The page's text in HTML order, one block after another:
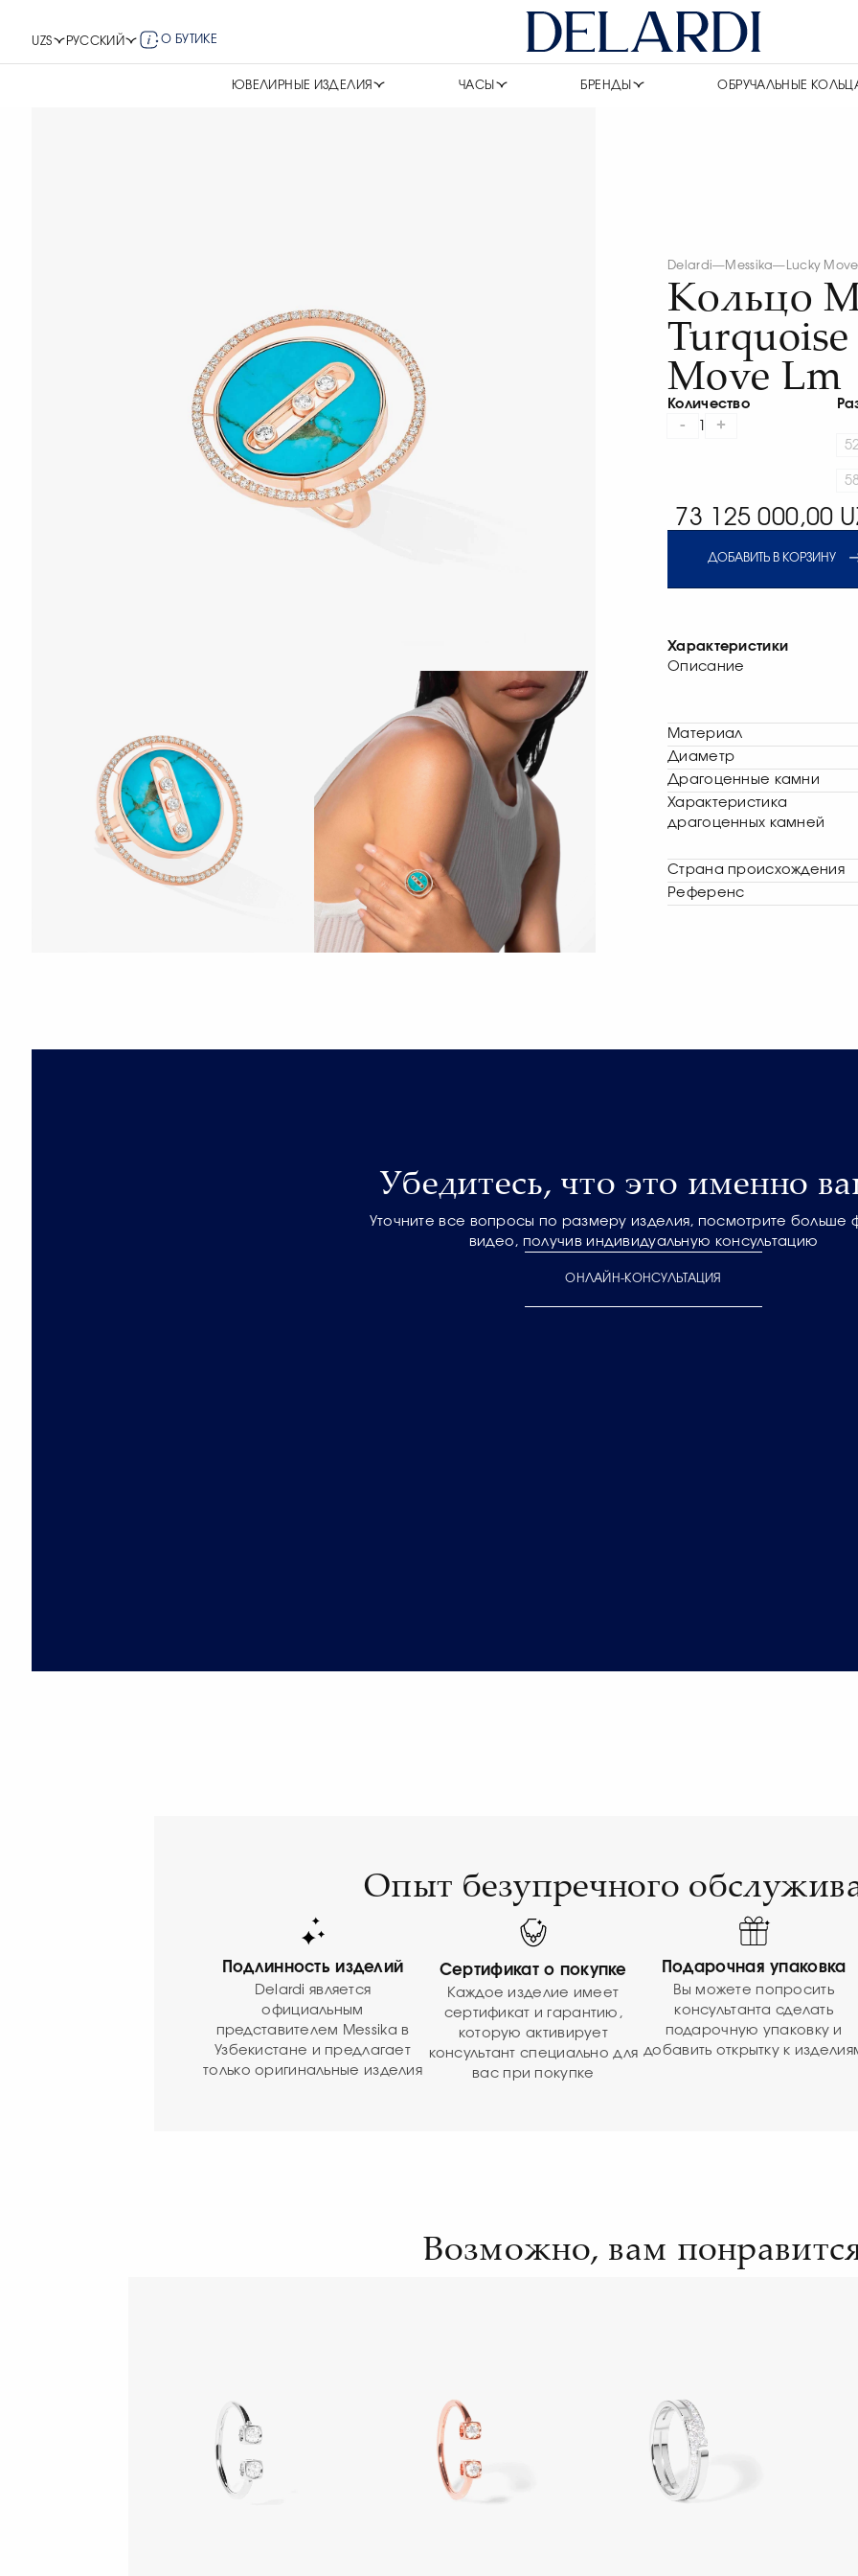
UZS РУССКИЙ О БУТИКЕ
ЮВЕЛИРНЫЕ ИЗДЕЛИЯ ЧАСЫ БРЕНДЫ ОБРУЧАЛЬНЫЕ
Delardi—Messika— Lucky Move
Кольцо
Move Lm
Количество
- 1 +
73 125 000,00
ДОБАВИТЬ В КОРЗИНУ
Характеристики
Описание
Материал
Диаметр
Драгоценные камни
Характеристика
драгоценных камней
Страна происхождения
Референс
Убедитесь, что это именно
Уточните все вопросы по размеру изделия, посмотрите больше
видео, получив индивидуальную консультацию
ОНЛАЙН-КОНСУЛЬТАЦИЯ
Опыт безупречного
Подлинность изделий
Delardi является
официальным
представителем Messika в
Узбекистане и предлагает
только оригинальные изделия
Сертификат о покупке
Каждое изделие имеет
сертификат и гарантию,
которую активирует
консультант специально для
вас при покупке
Подарочная упаковка
Вы можете попросить
консультанта сделать
подарочную упаковку и
добавить открытку к
Возможно, вам